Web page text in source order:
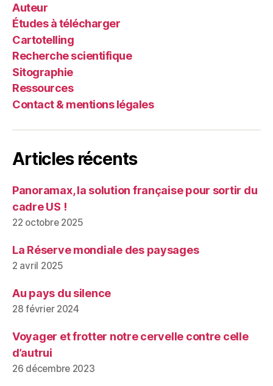
Auteur
Études à télécharger
Cartotelling
Recherche scientifique
Sitographie
Ressources
Contact & mentions légales
Articles récents
Panoramax, la solution française pour sortir du
cadre US !
22 octobre 2025
La Réserve mondiale des paysages
2 avril 2025
Au pays du silence
28 février 2024
Voyager et frotter notre cervelle contre celle
d’autrui
26 décembre 2023